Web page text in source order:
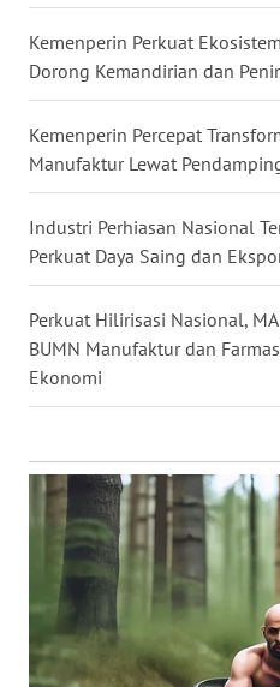
Kemenperin Perkuat
Dorong Kemandirian dan
Kemenperin Percepat
Manufaktur Lewat
Industri Perhiasan Nasional
Perkuat Daya Saing dan
Perkuat Hilirisasi Nasional,
BUMN Manufaktur dan
Ekonomi
WN
KALTARA
WN
KALSEL
WN
KALTIM
WN
SULSEL
WN
WN
SULUT